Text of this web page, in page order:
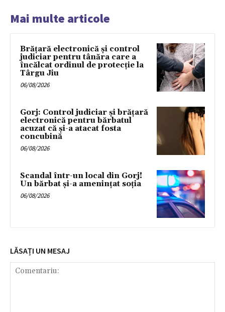
Mai multe articole
Brățară electronică și control
judiciar pentru tânăra care a
încălcat ordinul de protecție la
Târgu Jiu
06/08/2026
Gorj: Control judiciar și brățară
electronică pentru bărbatul
acuzat că și-a atacat fosta
concubină
06/08/2026
Scandal într-un local din Gorj!
Un bărbat și-a amenințat soția
06/08/2026
LĂSAȚI UN MESAJ